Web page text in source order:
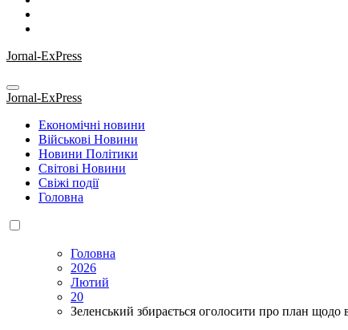
Jornal-ExPress
Jornal-ExPress
Економічні новини
Військові Новини
Новини Політики
Світові Новини
Свіжі події
Головна
Головна
2026
Лютий
20
Зеленський збирається оголосити про план